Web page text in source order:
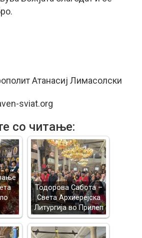
Атанасиј Лимасолски
sviat.org
со читање:
Тодорова Сабота –
Света Архиерејска
Литургија во Прилеп